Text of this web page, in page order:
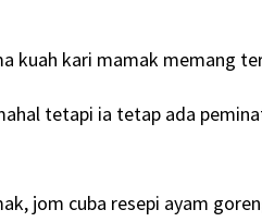
kuah kari mamak memang
tetapi ia tetap ada
jom cuba resepi ayam